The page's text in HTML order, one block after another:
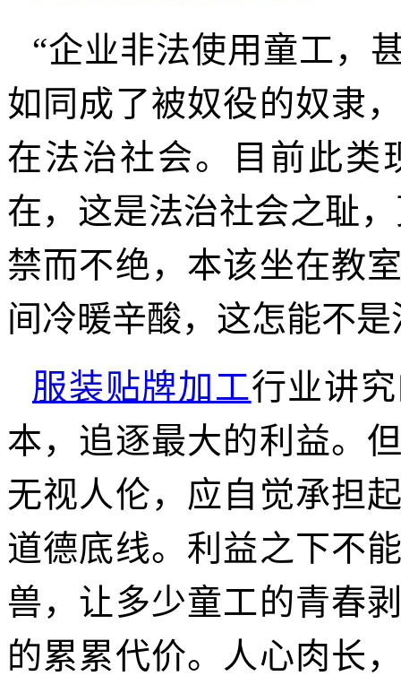
“企业非法使用童工，
如同成了被奴役的奴隶
在法治社会。目前此类
在，这是法治社会之耻
禁而不绝，本该坐在教
间冷暖辛酸，这怎能不
服装贴牌加工行业讲
本，追逐最大的利益。
无视人伦，应自觉承担
道德底线。利益之下不
兽，让多少童工的青春
的累累代价。人心肉长